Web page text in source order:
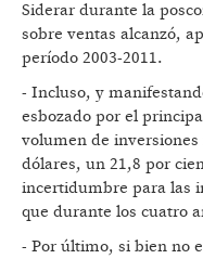
Siderar durante la
sobre ventas alcanzó,
período 2003-2011.
- Incluso, y
esbozado por el
volumen de
dólares, un 21,8 por
incertidumbre para las
que durante los cuatro
- Por último, si bien no